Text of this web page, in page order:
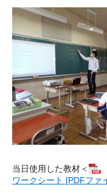
当日使用した教材＜
ワークシート [PDFファ